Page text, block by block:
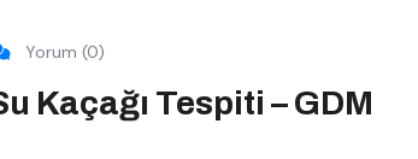
Yorum (0)
Kaçağı Tespiti – GDM